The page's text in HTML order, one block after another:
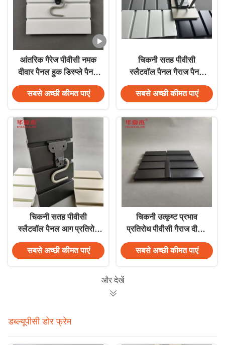
आंतरिक गैरेज पीवीसी नमक
दीवार पैनल हुक डिस्प्ले पैनल
2 मीटर लंबाई
सबसे अच्छी कीमत पाएं
चिकनी सतह पीवीसी
स्लैटवॉल पैनल गैराज पैनल
इनडोर सजावट सामग्री
सबसे अच्छी कीमत पाएं
चिकनी सतह पीवीसी
स्लैटवॉल पैनल आग प्रतिरोध
और आसान स्थापना के साथ
सबसे अच्छी कीमत पाएं
चिकनी उत्कृष्ट प्रभाव
प्रतिरोध पीवीसी गैराज दीवार
स्थायित्व पीवीसी बाल्क
स्लैटवॉल
सबसे अच्छी कीमत पाएं
और देखें
डब्ल्यूपीसी डोर फ्रेम